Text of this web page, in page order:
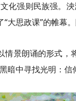
化强则民族强。
大思政课”的帷幕
情景朗诵的形式，
暗中寻找光明：